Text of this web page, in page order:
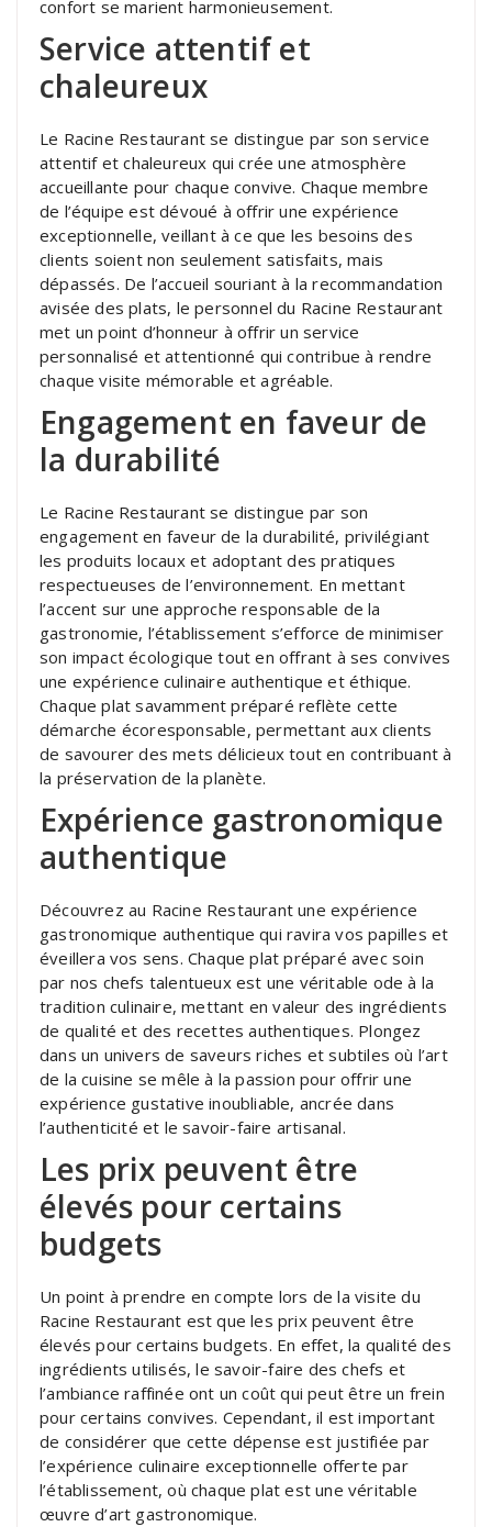
confort se marient harmonieusement.
Service attentif et
chaleureux
Le Racine Restaurant se distingue par son service
attentif et chaleureux qui crée une atmosphère
accueillante pour chaque convive. Chaque membre
de l’équipe est dévoué à offrir une expérience
exceptionnelle, veillant à ce que les besoins des
clients soient non seulement satisfaits, mais
dépassés. De l’accueil souriant à la recommandation
avisée des plats, le personnel du Racine Restaurant
met un point d’honneur à offrir un service
personnalisé et attentionné qui contribue à rendre
chaque visite mémorable et agréable.
Engagement en faveur de
la durabilité
Le Racine Restaurant se distingue par son
engagement en faveur de la durabilité, privilégiant
les produits locaux et adoptant des pratiques
respectueuses de l’environnement. En mettant
l’accent sur une approche responsable de la
gastronomie, l’établissement s’efforce de minimiser
son impact écologique tout en offrant à ses convives
une expérience culinaire authentique et éthique.
Chaque plat savamment préparé reflète cette
démarche écoresponsable, permettant aux clients
de savourer des mets délicieux tout en contribuant à
la préservation de la planète.
Expérience gastronomique
authentique
Découvrez au Racine Restaurant une expérience
gastronomique authentique qui ravira vos papilles et
éveillera vos sens. Chaque plat préparé avec soin
par nos chefs talentueux est une véritable ode à la
tradition culinaire, mettant en valeur des ingrédients
de qualité et des recettes authentiques. Plongez
dans un univers de saveurs riches et subtiles où l’art
de la cuisine se mêle à la passion pour offrir une
expérience gustative inoubliable, ancrée dans
l’authenticité et le savoir-faire artisanal.
Les prix peuvent être
élevés pour certains
budgets
Un point à prendre en compte lors de la visite du
Racine Restaurant est que les prix peuvent être
élevés pour certains budgets. En effet, la qualité des
ingrédients utilisés, le savoir-faire des chefs et
l’ambiance raffinée ont un coût qui peut être un frein
pour certains convives. Cependant, il est important
de considérer que cette dépense est justifiée par
l’expérience culinaire exceptionnelle offerte par
l’établissement, où chaque plat est une véritable
œuvre d’art gastronomique.